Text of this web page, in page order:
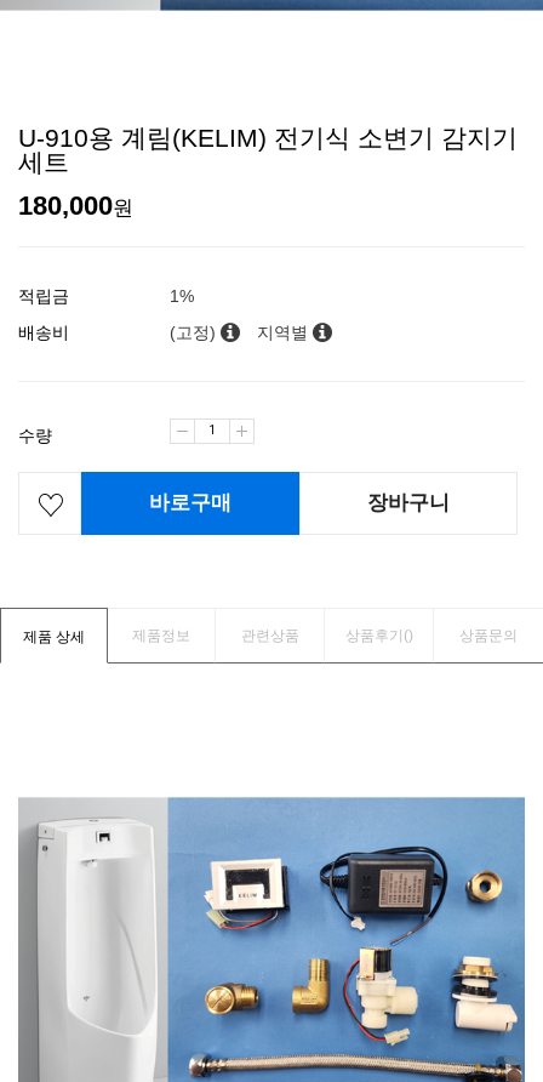
U-910용 계림(KELIM) 전기식 소변기 감지기
세트
180,000원
적립금
1%
배송비
(고정) 지역별
수량
바로구매 장바구니
제품 상세 제품정보 관련상품 상품후기() 상품문의